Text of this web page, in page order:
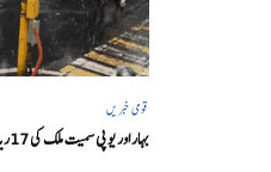
قومی خبریں
بہار اور یو پی سمیت ملک کی 17ریاستوں میں بارش کا امکان